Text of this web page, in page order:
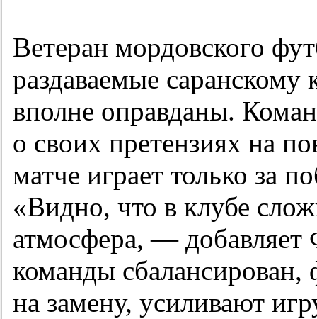
Ветеран мордовского
раздаваемые саранскому
вполне оправданы.
о своих претензиях на
матче играет только за
«Видно, что в клубе
атмосфера, —
команды
на замену, усиливают